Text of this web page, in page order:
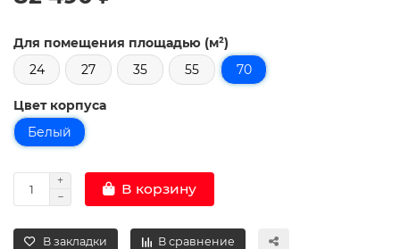
Для помещения площадью (м²)
24
27 35 55 70
Цвет корпуса
Белый
В корзину
В закладки В сравнение